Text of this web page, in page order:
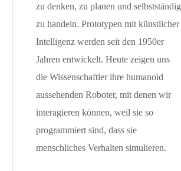
zu denken, zu planen und selbstständig
zu handeln. Prototypen mit künstlicher
Intelligenz werden seit den 1950er
Jahren entwickelt. Heute zeigen uns
die Wissenschaftler ihre humanoid
aussehenden Roboter, mit denen wir
interagieren können, weil sie so
programmiert sind, dass sie
menschliches Verhalten simulieren.